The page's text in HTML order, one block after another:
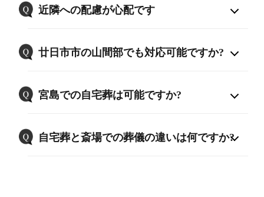
近隣への配慮が心配です
廿日市市の山間部でも対応可能ですか?
宮島での自宅葬は可能ですか?
自宅葬と斎場での葬儀の違いは何ですか?